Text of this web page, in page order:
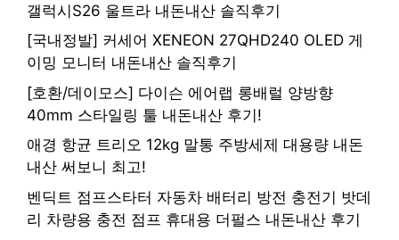
갤럭시S26 울트라 내돈내산 솔직후기
[국내정발] 커세어 XENEON 27QHD240 OLED 게
이밍 모니터 내돈내산 솔직후기
[호환/데이모스] 다이슨 에어랩 롱배럴 양방향
40mm 스타일링 툴 내돈내산 후기!
애경 항균 트리오 12kg 말통 주방세제 대용량 내돈
내산 써보니 최고!
벤딕트 점프스타터 자동차 배터리 방전 충전기 밧데
리 차량용 충전 점프 휴대용 더펄스 내돈내산 후기